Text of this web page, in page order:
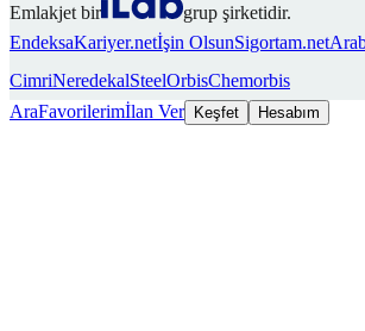
Emlakjet bir
grup şirketidir.
EndeksaKariyer.netİşin OlsunSigortam.net
CimriNeredekalSteelOrbisChemorbis
AraFavorilerimİlan Ver Keşfet Hesabım